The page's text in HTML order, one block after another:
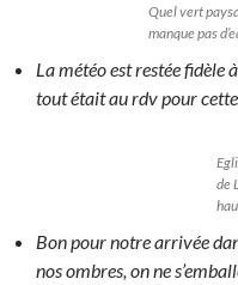
Quel vert
manque pas
La météo est restée fidèle
tout était au rdv pour
de
Bon pour notre arrivée
nos ombres, on ne